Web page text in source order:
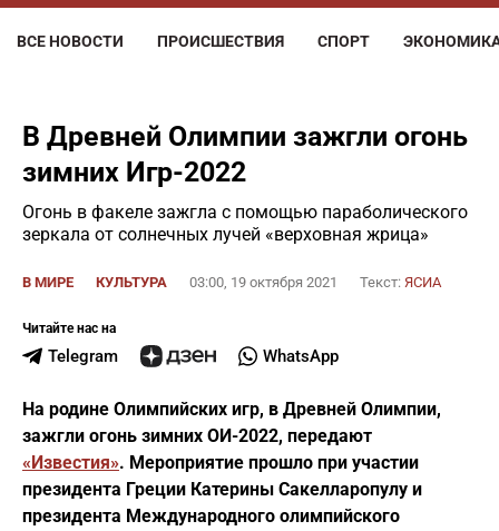
ВСЕ НОВОСТИ ПРОИСШЕСТВИЯ СПОРТ
В Древней Олимпии зажгли огонь
зимних Игр-2022
Огонь в факеле зажгла с помощью параболического
зеркала от солнечных лучей «верховная жрица»
В МИРЕ КУЛЬТУРА 03:00, 19 октября 2021 Текст: ЯСИА
Читайте нас на
Telegram WhatsApp
На родине Олимпийских игр, в Древней Олимпии,
зажгли огонь зимних ОИ-2022, передают
«Известия». Мероприятие прошло при участии
президента Греции Катерины Сакелларопулу и
президента Международного олимпийского